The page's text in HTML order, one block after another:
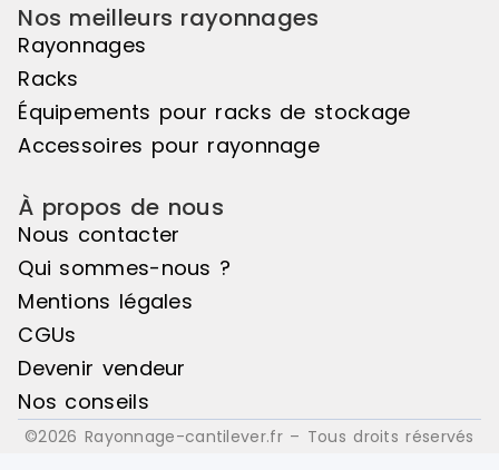
Nos meilleurs rayonnages
Rayonnages
Racks
Équipements pour racks de stockage
Accessoires pour rayonnage
À propos de nous
Nous contacter
Qui sommes-nous ?
Mentions légales
CGUs
Devenir vendeur
Nos conseils
©2026 Rayonnage-cantilever.fr – Tous droits réservés